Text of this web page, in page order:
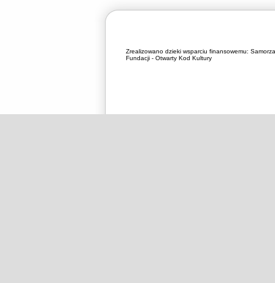
Zrealizowano dzieki wsparciu finansowemu:
Fundacji - Otwarty Kod Kultury